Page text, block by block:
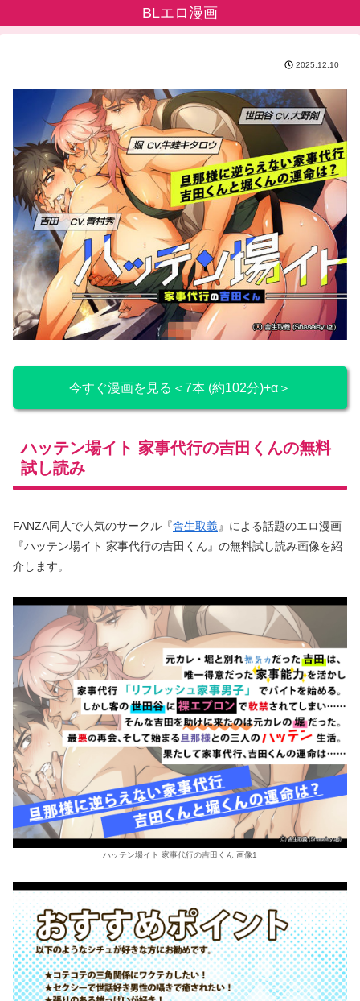
BLエロ漫画
2025.12.10
今すぐ漫画を見る＜7本 (約102分)+α＞
ハッテン場イト 家事代行の吉田くんの無料
試し読み
FANZA同人で人気のサークル『舎生取義』による話題のエロ漫画
『ハッテン場イト 家事代行の吉田くん』の無料試し読み画像を紹
介します。
ハッテン場イト 家事代行の吉田くん 画像1